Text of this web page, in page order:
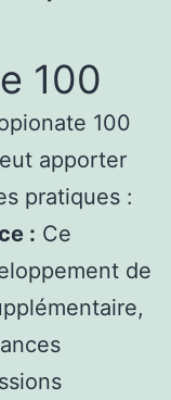
100
100
apporter
pratiques :
: Ce
de